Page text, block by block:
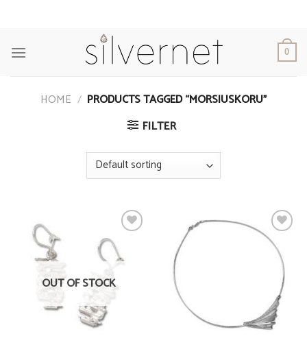
0
HOME / PRODUCTS TAGGED “MORSIUSKORU”
FILTER
Add to
OUT OF STOCK
Add to
Wishlist